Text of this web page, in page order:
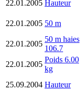
22.01.2005 Hauteur
22.01.2005 50 m
22.01.2005
50 m haies
106.7
22.01.2005
Poids 6.00
kg
25.09.2004 Hauteur